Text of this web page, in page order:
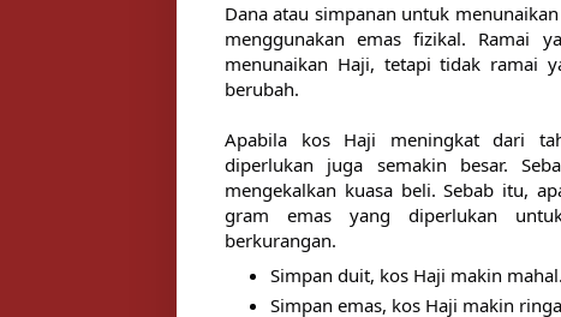
Dana atau simpanan untuk
menggunakan emas fizikal. Ramai
menunaikan Haji, tetapi tidak ramai
berubah.
Apabila kos Haji meningkat dari
diperlukan juga semakin besar.
mengekalkan kuasa beli. Sebab itu,
gram emas yang diperlukan
berkurangan.
Simpan duit, kos Haji makin mahal.
Simpan emas, kos Haji makin